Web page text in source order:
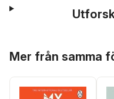
Mer från samma